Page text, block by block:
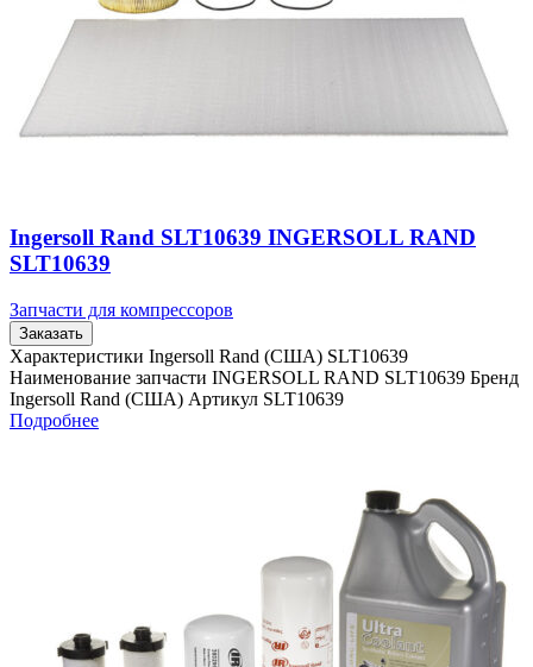
Ingersoll Rand SLT10639 INGERSOLL RAND
SLT10639
Запчасти для компрессоров
Заказать
Характеристики Ingersoll Rand (США) SLT10639
Наименование запчасти INGERSOLL RAND SLT10639 Бренд
Ingersoll Rand (США) Артикул SLT10639
Подробнее